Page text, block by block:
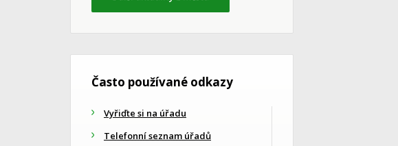
Často používané odkazy
Vyřiďte si na úřadu
Telefonní seznam úřadů